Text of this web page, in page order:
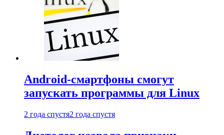
Android-смартфоны смогут
запускать программы для Linux
2 года спустя2 года спустя